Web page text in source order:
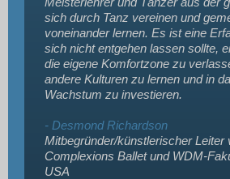
sich durch Tanz vereinen und
voneinander lernen. Es ist eine
sich nicht entgehen lassen sollte,
die eigene Komfortzone zu
andere Kulturen zu lernen und in
Wachstum zu investieren.
- Desmond Richardson
Mitbegründer/künstlerischer Leiter
Complexions Ballet und WDM-
USA